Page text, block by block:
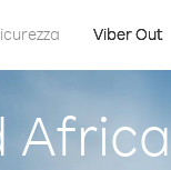
Viber Out